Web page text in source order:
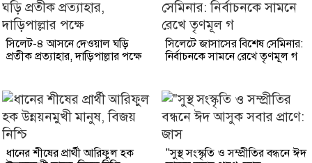
সিলেট-৪ আসনে দেওয়াল ঘড়ি
প্রতীক প্রত্যাহার, দাড়িপাল্লার পক্ষে
সিলেটে জাসাসের বিশেষ সেমিনার:
নির্বাচনকে সামনে রেখে তৃণমূল গ
ধানের শীষের প্রার্থী আরিফুল হক
"সুস্থ সংস্কৃতি ও সম্প্রীতির বন্ধনে ঈদ